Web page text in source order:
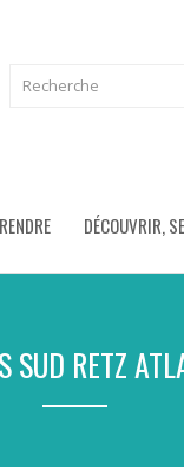
DÉCOUVRIR,
SUD RETZ